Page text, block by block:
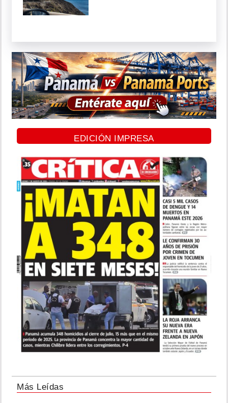
EDICIÓN IMPRESA
Más Leídas